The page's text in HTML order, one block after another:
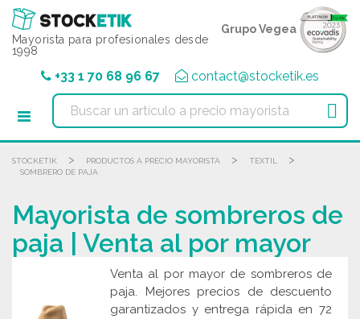
Mayorista para profesionales desde
1998
Grupo Vegea
+33 1 70 68 96 67 contact@stocketik.es

STOCKETIK > PRODUCTOS A PRECIO MAYORISTA > TEXTIL >
SOMBRERO DE PAJA
Mayorista de sombreros de
paja | Venta al por mayor
Venta al por mayor de sombreros de
paja. Mejores precios de descuento
garantizados y entrega rápida en 72
Panel de gestión de cookies